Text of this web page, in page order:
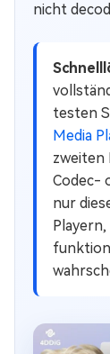
nicht
testen
Media
zweiten
Codec-
nur